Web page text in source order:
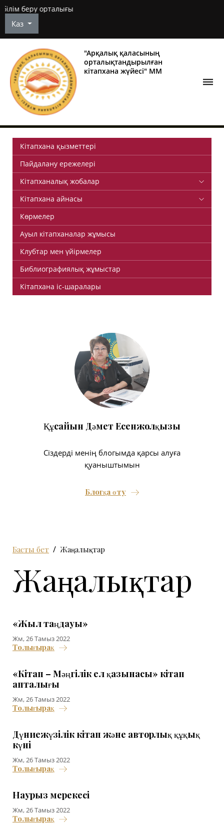
Каз
"Арқалық қаласының
орталықтандырылған
кітапхана жүйесі" ММ
Кітапхана қызметтері
Пайдалану ережелері
Кітапханалық жобалар
Кітапхана айнасы
Көрмелер
Ауыл кітапханалар жұмысы
Клубтар мен үйірмелер
Библиографиялық жұмыстар
Кітапхана іс-шаралары
Құсайын Дәмет Есенжолқызы
Сіздерді менің блогымда қарсы алуға
қуаныштымын
Блогқа өту
Басты бет Жаңалықтар
Жаңалықтар
«Жыл таңдауы»
Жм, 26 Тамыз 2022
Толығырақ
«Кітап – Мәңгілік ел қазынасы» кітап
апталығы
Жм, 26 Тамыз 2022
Толығырақ
Дүниежүзілік кітап және авторлық құқық
күні
Жм, 26 Тамыз 2022
Толығырақ
Наурыз мерекесі
Жм, 26 Тамыз 2022
Толығырақ